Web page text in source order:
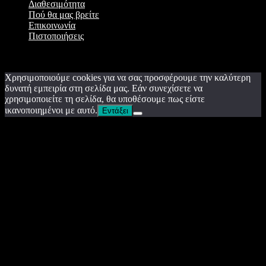
Διαθεσιμότητα
Πού θα μας βρείτε
Επικοινωνία
Πιστοποιήσεις
Χρησιμοποιούμε cookies για να σας προσφέρουμε την καλύτερη
δυνατή εμπειρία στη σελίδα μας. Εάν συνεχίσετε να
χρησιμοποιείτε τη σελίδα, θα υποθέσουμε πως είστε
ικανοποιημένοι με αυτό.
Εντάξει